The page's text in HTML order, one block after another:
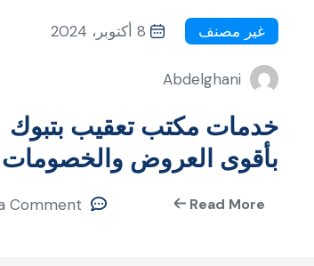
غير مصنف 8 أكتوبر، 2024
Abdelghani
خدمات مكتب تعقيب بتبوك
بأقوى العروض والخصومات
Read More
Comment